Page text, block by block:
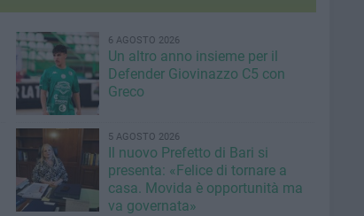
6 AGOSTO 2026
Un altro anno insieme per il
Defender Giovinazzo C5 con
Greco
5 AGOSTO 2026
Il nuovo Prefetto di Bari si
presenta: «Felice di tornare a
casa. Movida è opportunità ma
va governata»